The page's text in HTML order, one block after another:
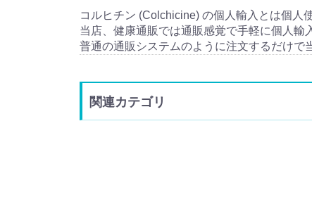
コルヒチン (Colchicine) の個人輸入とは個人
当店、健康通販では通販感覚で手軽に個人輸
普通の通販システムのように注文するだけで
関連カテゴリ